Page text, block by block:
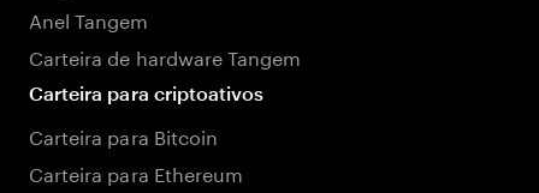
Anel Tangem
Carteira de hardware Tangem
Carteira para criptoativos
Carteira para Bitcoin
Carteira para Ethereum